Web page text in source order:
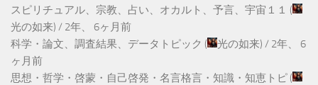
スピリチュアル、宗教、占い、オカルト、予言、宇宙１１ (
光の如来) / 2年、 6ヶ月前
科学・論文、調査結果、データトピック ( 光の如来) / 2年、 6
ヶ月前
思想・哲学・啓蒙・自己啓発・名言格言・知識・知恵トピ (